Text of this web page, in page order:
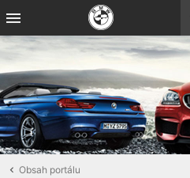
Obsah portálu